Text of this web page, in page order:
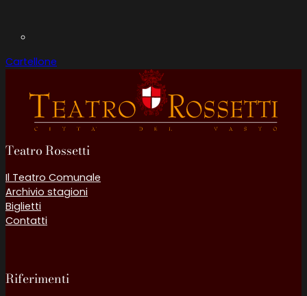
Cartellone
Teatro Rossetti
Il Teatro Comunale
Archivio stagioni
Biglietti
Contatti
Riferimenti